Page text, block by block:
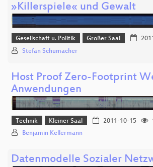
»Killerspiele« und Gewalt
Gesellschaft u. Politik Großer Saal
Stefan Schumacher
Host Proof Zero-Footprint
Anwendungen
Technik Kleiner Saal 2011-10-15
Benjamin Kellermann
Datenmodelle Sozialer